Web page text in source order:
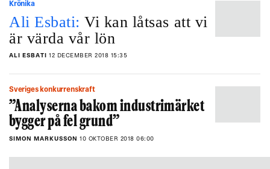
Krönika
Ali Esbati: Vi kan låtsas att vi
är värda vår lön
ALI ESBATI 12 DECEMBER 2018 15:35
Sveriges konkurrenskraft
”Analyserna bakom industrimärket
bygger på fel grund”
SIMON MARKUSSON 10 OKTOBER 2018 06:00